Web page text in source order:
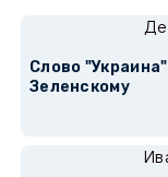
Слово
Зеленскому